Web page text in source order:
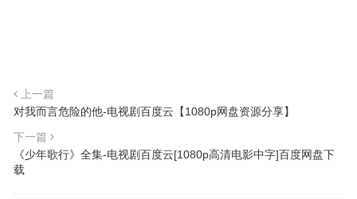
上一篇
对我而言危险的他-电视剧百度云【1080p网盘资源分享】
下一篇
《少年歌行》全集-电视剧百度云[1080p高清电影中字]百度网盘下
载